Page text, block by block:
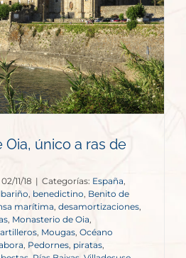
único a ras de
02/11/18 | Categorías: España
benedictino, Benito de
marítima desamortizaciones,
Monasterio de Oia,
Mougas, Océano
Pedornes piratas